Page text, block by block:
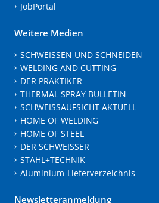
JobPortal
Weitere Medien
SCHWEISSEN UND SCHNEIDEN
WELDING AND CUTTING
DER PRAKTIKER
THERMAL SPRAY BULLETIN
SCHWEISSAUFSICHT AKTUELL
HOME OF WELDING
HOME OF STEEL
DER SCHWEISSER
STAHL+TECHNIK
Aluminium-Lieferverzeichnis
Newsletteranmeldung